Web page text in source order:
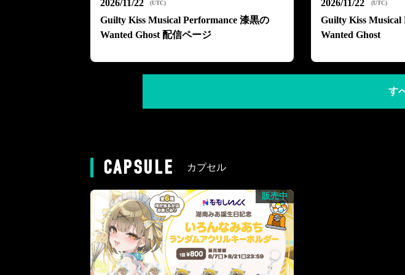
2026/11/22 (UTC)
Guilty Kiss Musical Performance 漆黒の
Wanted Ghost 配信ページ
2026/11/22 (UTC)
Guilty Kiss Musical
Wanted Ghost
す
CAPSULE カプセル
販売中